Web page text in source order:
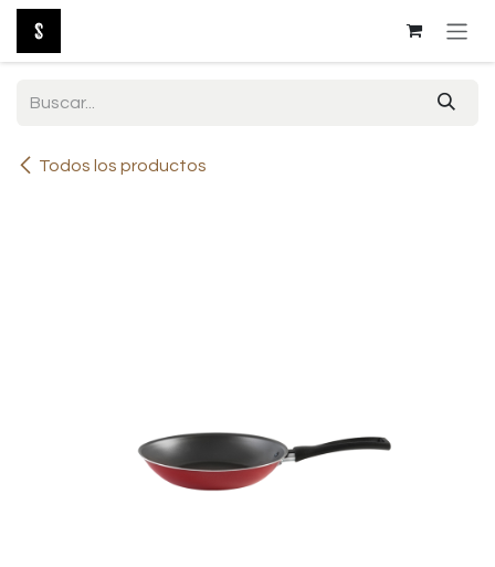
Ir al contenido
Todos los productos